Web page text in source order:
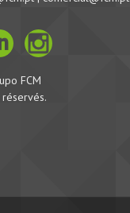
FCM